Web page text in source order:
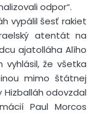
odpor“.
vypálil šesť rakiet
atentát na
ajatolláha Alího
vyhlásil, že všetka
mimo štátnej
odovzdal
Paul Morcos